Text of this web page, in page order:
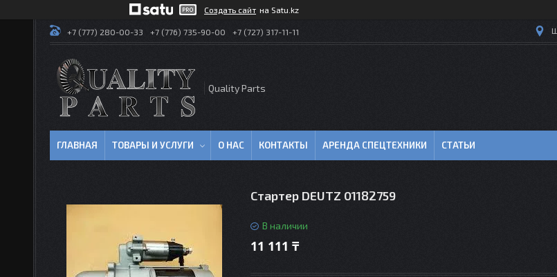
Создать сайт на Satu.kz
+7 (777) 280-00-33 +7 (776) 735-90-00 +7 (727) 317-11-11
Quality Parts
ГЛАВНАЯ ТОВАРЫ И УСЛУГИ О НАС КОНТАКТЫ АРЕНДА СПЕЦТЕХНИКИ СТАТЬИ
Стартер DEUTZ 01182759
В наличии
11 111 ₸